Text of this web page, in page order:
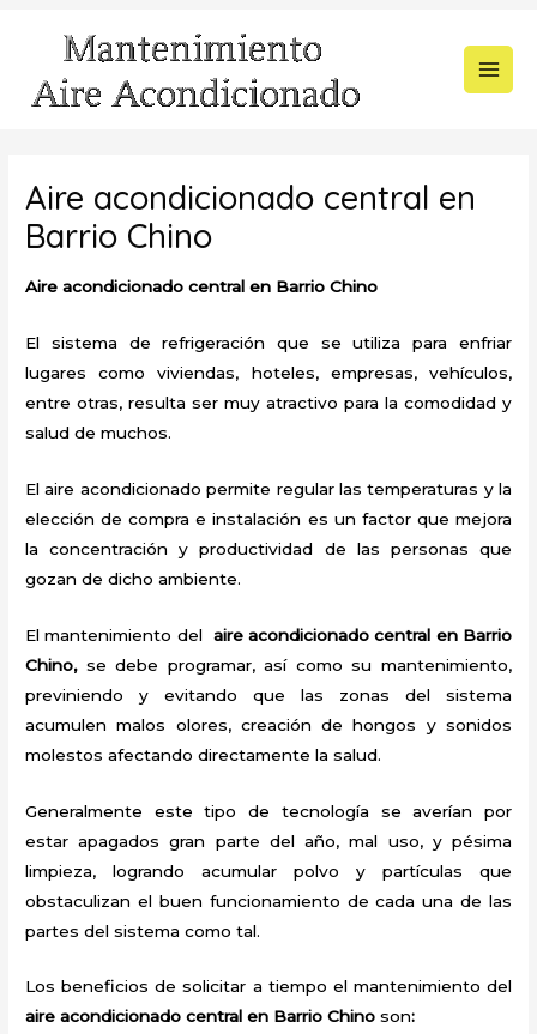
contenido
Aire acondicionado central en
Barrio Chino
Aire acondicionado central en Barrio Chino
El sistema de refrigeración que se utiliza para enfriar
lugares como viviendas, hoteles, empresas, vehículos,
entre otras, resulta ser muy atractivo para la comodidad y
salud de muchos.
El aire acondicionado permite regular las temperaturas y la
elección de compra e instalación es un factor que mejora
la concentración y productividad de las personas que
gozan de dicho ambiente.
El mantenimiento del aire acondicionado central en Barrio
Chino,se debe programar, así como su mantenimiento,
previniendo y evitando que las zonas del sistema
acumulen malos olores, creación de hongos y sonidos
molestos afectando directamente la salud.
Generalmente este tipo de tecnología se averían por
estar apagados gran parte del año, mal uso, y pésima
limpieza, logrando acumular polvo y partículas que
obstaculizan el buen funcionamiento de cada una de las
partes del sistema como tal.
Los beneficios de solicitar a tiempo el mantenimiento del
aire acondicionado central en Barrio Chinoson: